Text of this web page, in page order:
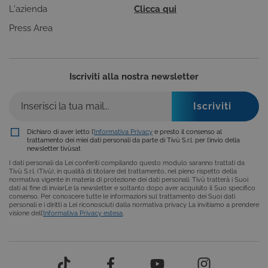
L'azienda
Press Area
Clicca qui
Iscriviti alla nostra newsletter
Dichiaro di aver letto l’Informativa Privacy e presto il consenso al
trattamento dei miei dati personali da parte di Tivù S.r.l. per l’invio della
newsletter tivùsat
I dati personali da Lei conferiti compilando questo modulo saranno trattati da
Tivù S.r.l. (Tivù), in qualità di titolare del trattamento, nel pieno rispetto della
normativa vigente in materia di protezione dei dati personali. Tivù tratterà i Suoi
dati al fine di inviarLe la newsletter e soltanto dopo aver acquisito il Suo specifico
consenso. Per conoscere tutte le informazioni sul trattamento dei Suoi dati
personali e i diritti a Lei riconosciuti dalla normativa privacy La invitiamo a prendere
visione dell’Informativa Privacy estesa
www.tivu.tv
.NET.
una sessione
utente
dal server.
CookieScriptConsent
CookieScript
.tivu.tv
6 mesi
Questo
viene
servizio
Cookie-
Script.com
ricordare le
preferenze
consenso sui